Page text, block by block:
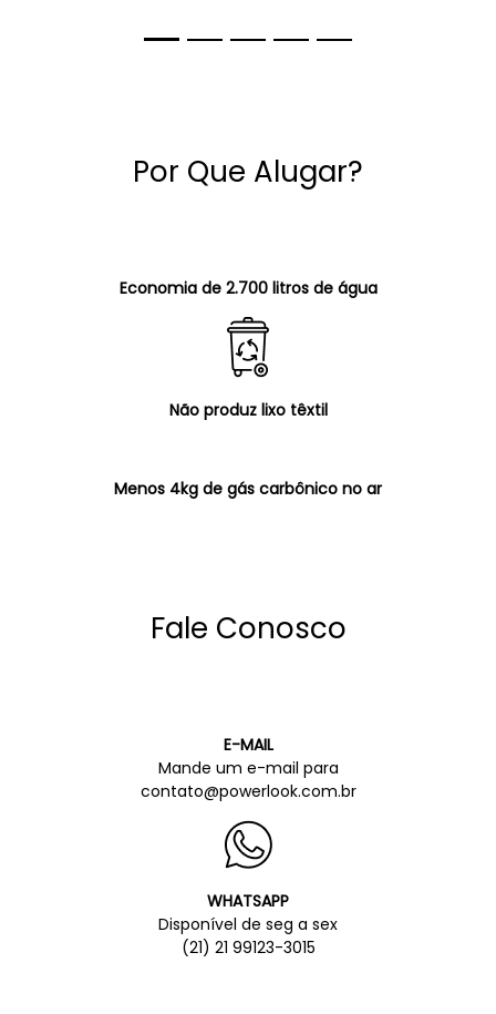
Por Que Alugar?
Economia de 2.700 litros de água
Não produz lixo têxtil
Menos 4kg de gás carbônico no ar
Fale Conosco
E-MAIL
Mande um e-mail para
contato@powerlook.com.br
WHATSAPP
Disponível de seg a sex
(21) 21 99123-3015